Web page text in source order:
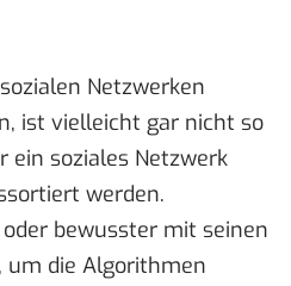
Netzwerken
ist vielleicht gar nicht so
ein soziales Netzwerk
werden.
bewusster mit seinen
um die Algorithmen